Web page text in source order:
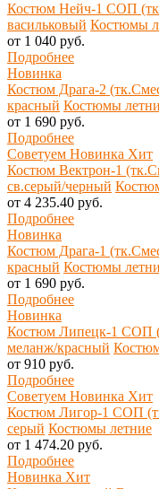
Костюм Нейч-1 СОП
васильковый Костюмы
от 1 040 руб.
Подробнее
Новинка
Костюм Драга-2
красный Костюмы
от 1 690 руб.
Подробнее
Советуем Новинка Хит
Костюм Вектрон-1
св.серый/черный
от 4 235.40 руб.
Подробнее
Новинка
Костюм Драга-1
красный Костюмы
от 1 690 руб.
Подробнее
Новинка
Костюм Липецк-1 СОП
меланж/красный
от 910 руб.
Подробнее
Советуем Новинка Хит
Костюм Лигор-1 СОП
серый Костюмы летние
от 1 474.20 руб.
Подробнее
Новинка Хит